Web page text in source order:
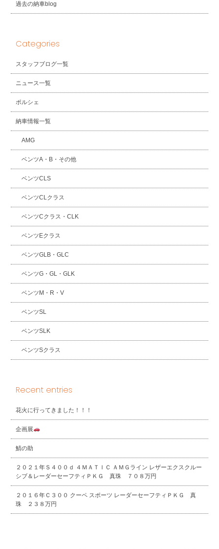
過去の納車blog
Categories
スタッフブログ一覧
ニュース一覧
ポルシェ
納車情報一覧
AMG
ベンツA・B・その他
ベンツCLS
ベンツCLクラス
ベンツCクラス・CLK
ベンツEクラス
ベンツGLB・GLC
ベンツG・GL・GLK
ベンツM・R・V
ベンツSL
ベンツSLK
ベンツSクラス
Recent entries
花火に行ってきました！！！
企画展
鯖の助
２０２１年Ｓ４００ｄ ４ＭＡＴＩＣ ＡＭＧライン レザーエクスクルー
シブ＆レーダーセーフティＰＫＧ 真珠 ７０８万円
２０１６年Ｃ３００ クーペ スポーツ レーダーセーフティＰＫＧ 真
珠 ２３８万円